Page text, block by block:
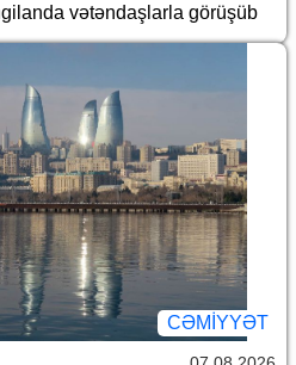
vətəndaşlarla görüşüb
CƏMİYYƏT